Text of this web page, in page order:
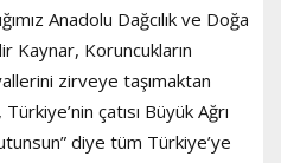
Anadolu Dağcılık ve Doğa
Kaynar, Koruncukların
zirveye taşımaktan
çatısı Büyük Ağrı
diye tüm Türkiye’ye